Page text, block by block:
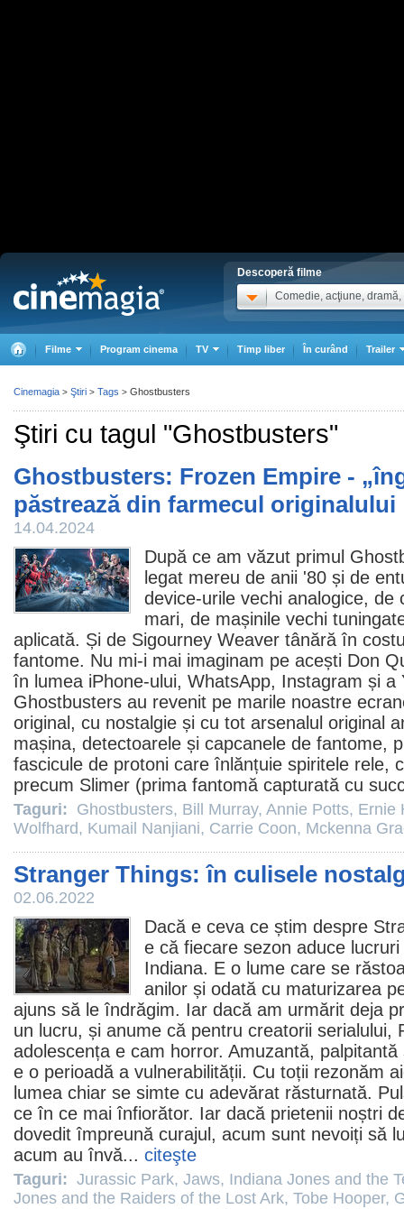
Descoperă filme
Comedie, acţiune, dramă,
Filme Program cinema TV Timp liber În curând Trailer
Ştiri cu tagul "Ghostbusters"
Ghostbusters: Frozen Empire -
păstrează din farmecul originalului
14.04.2024
După ce am văzut primul
legat mereu de anii '80 și de
device-urile vechi analogice, de
mari, de mașinile vechi
aplicată. Și de Sigourney Weaver tânără în
fantome. Nu mi-i mai imaginam pe acești Don
în lumea iPhone-ului, WhatsApp, Instagram și a
Ghostbusters au revenit pe marile noastre
original, cu nostalgie și cu tot arsenalul original
mașina, detectoarele și capcanele de fantome,
fascicule de protoni care înlănțuie spiritele rele,
precum Slimer (prima fantomă capturată cu
Taguri: Ghostbusters, Bill Murray, Annie Potts, Ernie
Wolfhard, Kumail Nanjiani, Carrie Coon, Mckenna
Stranger Things: în culisele
02.06.2022
Dacă e ceva ce știm despre
e că fiecare sezon aduce
Indiana. E o lume care se
anilor și odată cu maturizarea
ajuns să le îndrăgim. Iar dacă am urmărit deja
un lucru, și anume că pentru creatorii serialului,
adolescența e cam horror. Amuzantă,
e o perioadă a vulnerabilității. Cu toții rezonăm
lumea chiar se simte cu adevărat răsturnată.
ce în ce mai înfiorător. Iar dacă prietenii noștri
dovedit împreună curajul, acum sunt nevoiți să
acum au învă... citeşte
Taguri: Jurassic Park, Jaws, Indiana Jones and the
Jones and the Raiders of the Lost Ark, Tobe Hooper,
Cinemagia > Ştiri > Tags > Ghostbusters